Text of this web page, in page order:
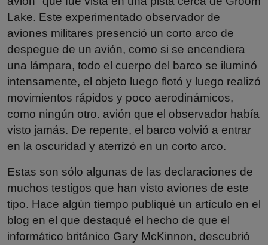
Lake. Este experimentado observador de
aviones militares presenció un corto arco de
despegue de un avión, como si se encendiera
una lámpara, todo el cuerpo del barco se iluminó
intensamente, el objeto luego flotó y luego realizó
movimientos rápidos y poco aerodinámicos,
como ningún otro. avión que el observador había
visto jamás. De repente, el barco volvió a entrar
en la oscuridad y aterrizó en un corto arco.
Estas son sólo algunas de las declaraciones de
muchos testigos que han visto aviones de este
tipo. Hace algún tiempo publiqué un artículo en el
blog en el que destaqué el hecho de que el
informático británico Gary McKinnon, descubrió